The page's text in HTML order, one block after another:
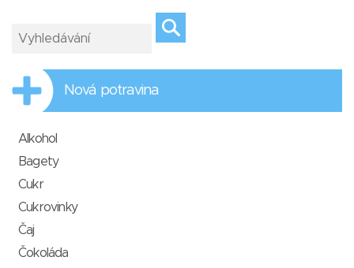
Nová potravina
Alkohol
Bagety
Cukr
Cukrovinky
Čaj
Čokoláda